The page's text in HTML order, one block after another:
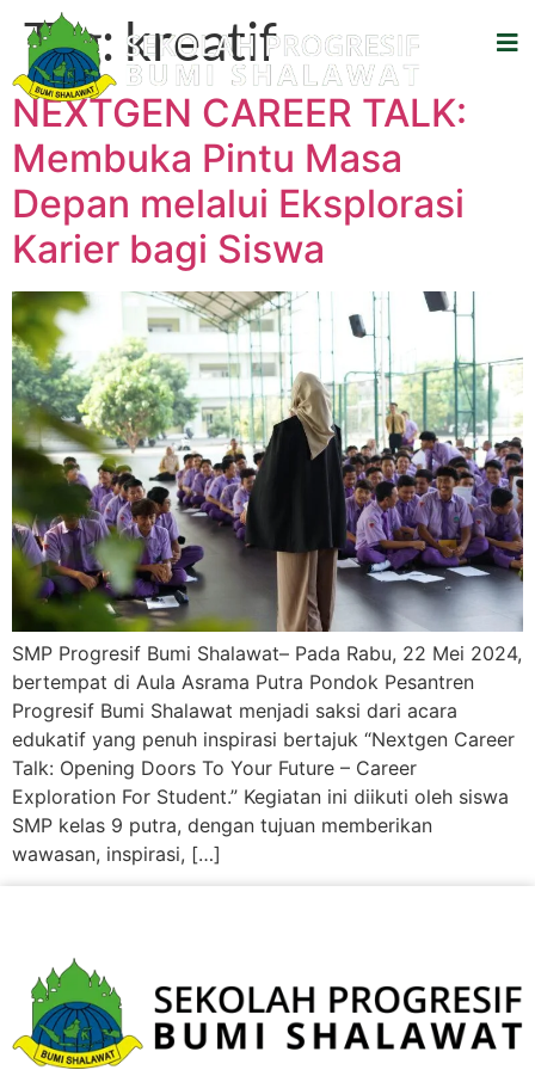
Tag: kreatif
NEXTGEN CAREER TALK:
Membuka Pintu Masa
Depan melalui Eksplorasi
Karier bagi Siswa
SMP Progresif Bumi Shalawat– Pada Rabu, 22 Mei 2024,
bertempat di Aula Asrama Putra Pondok Pesantren
Progresif Bumi Shalawat menjadi saksi dari acara
edukatif yang penuh inspirasi bertajuk “Nextgen Career
Talk: Opening Doors To Your Future – Career
Exploration For Student.” Kegiatan ini diikuti oleh siswa
SMP kelas 9 putra, dengan tujuan memberikan
wawasan, inspirasi, […]